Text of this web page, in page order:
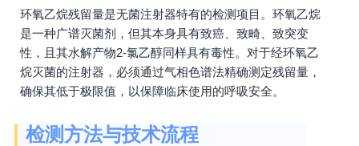
环氧乙烷残留量是无菌注射器特有的检测项目。环氧乙烷
是一种广谱灭菌剂，但其本身具有致癌、致畸、致突变
性，且其水解产物2-氯乙醇同样具有毒性。对于经环氧乙
烷灭菌的注射器，必须通过气相色谱法精确测定残留量，
确保其低于极限值，以保障临床使用的呼吸安全。
检测方法与技术流程